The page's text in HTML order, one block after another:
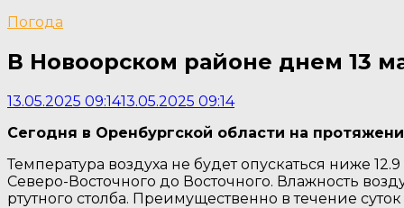
Погода
В Новоорском районе днем 13
13.05.2025 09:1413.05.2025 09:14
Сегодня в Оренбургской области на
Температура воздуха не будет опускаться ниже
Северо-Восточного до Восточного. Влажность
ртутного столба. Преимущественно в течение суток